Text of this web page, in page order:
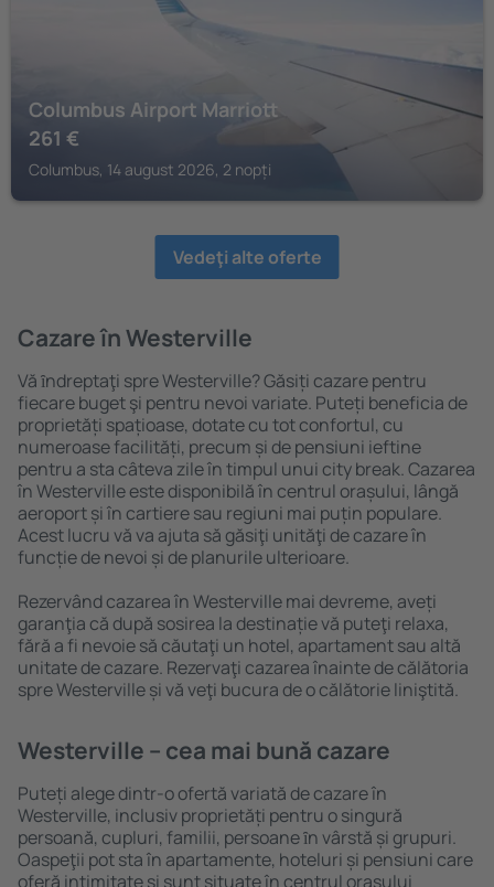
Columbus Airport Marriott
261 €
Columbus, 14 august 2026, 2 nopți
Vedeţi alte oferte
Cazare în Westerville
Vă ȋndreptaţi spre Westerville? Găsiți cazare pentru
fiecare buget şi pentru nevoi variate. Puteți beneficia de
proprietăți spațioase, dotate cu tot confortul, cu
numeroase facilități, precum și de pensiuni ieftine
pentru a sta câteva zile în timpul unui city break. Cazarea
în Westerville este disponibilă în centrul orașului, lângă
aeroport și în cartiere sau regiuni mai puțin populare.
Acest lucru vă va ajuta să găsiţi unităţi de cazare în
funcție de nevoi și de planurile ulterioare.
Rezervând cazarea în Westerville mai devreme, aveți
garanţia că după sosirea la destinație vă puteţi relaxa,
fără a fi nevoie să căutaţi un hotel, apartament sau altă
unitate de cazare. Rezervaţi cazarea înainte de călătoria
spre Westerville și vă veţi bucura de o călătorie liniştită.
Westerville – cea mai bună cazare
Puteți alege dintr-o ofertă variată de cazare în
Westerville, inclusiv proprietăți pentru o singură
persoană, cupluri, familii, persoane ȋn vârstă și grupuri.
Oaspeţii pot sta în apartamente, hoteluri și pensiuni care
oferă intimitate și sunt situate în centrul orașului